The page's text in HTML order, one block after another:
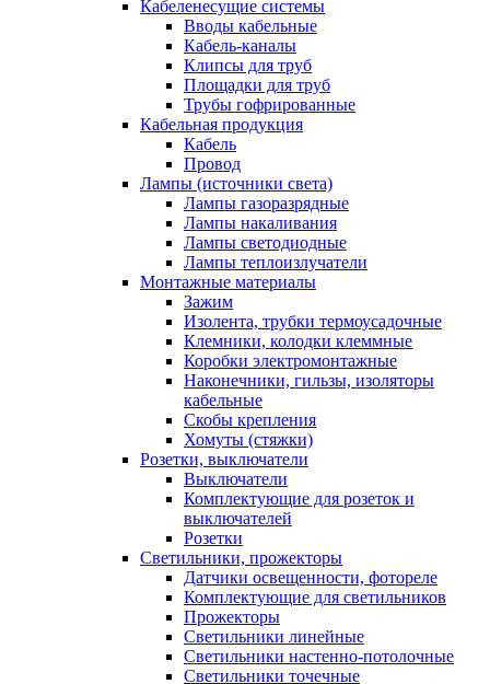
Кабеленесущие системы
Вводы кабельные
Кабель-каналы
Клипсы для труб
Площадки для труб
Трубы гофрированные
Кабельная продукция
Кабель
Провод
Лампы (источники света)
Лампы газоразрядные
Лампы накаливания
Лампы светодиодные
Лампы теплоизлучатели
Монтажные материалы
Зажим
Изолента, трубки термоусадочные
Клемники, колодки клеммные
Коробки электромонтажные
Наконечники, гильзы, изоляторы
кабельные
Скобы крепления
Хомуты (стяжки)
Розетки, выключатели
Выключатели
Комплектующие для розеток и
выключателей
Розетки
Светильники, прожекторы
Датчики освещенности, фотореле
Комплектующие для светильников
Прожекторы
Светильники линейные
Светильники настенно-потолочные
Светильники точечные